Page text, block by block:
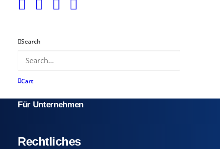
Search
Cart
Mitglied werden
Beitragseinstufung
Für Unternehmen
Rechtliches